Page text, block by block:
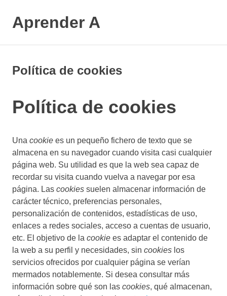
contenido
Aprender A
divertido
Política de cookies
Política de cookies
Una cookie es un pequeño fichero de texto que se
almacena en su navegador cuando visita casi cualquier
página web. Su utilidad es que la web sea capaz de
recordar su visita cuando vuelva a navegar por esa
página. Las cookies suelen almacenar información de
carácter técnico, preferencias personales,
personalización de contenidos, estadísticas de uso,
enlaces a redes sociales, acceso a cuentas de usuario,
etc. El objetivo de la cookie es adaptar el contenido de
la web a su perfil y necesidades, sin cookies los
servicios ofrecidos por cualquier página se verían
mermados notablemente. Si desea consultar más
información sobre qué son las cookies, qué almacenan,